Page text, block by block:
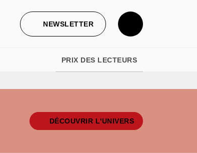
NEWSLETTER
PRIX DES LECTEURS
DÉCOUVRIR L'UNIVERS